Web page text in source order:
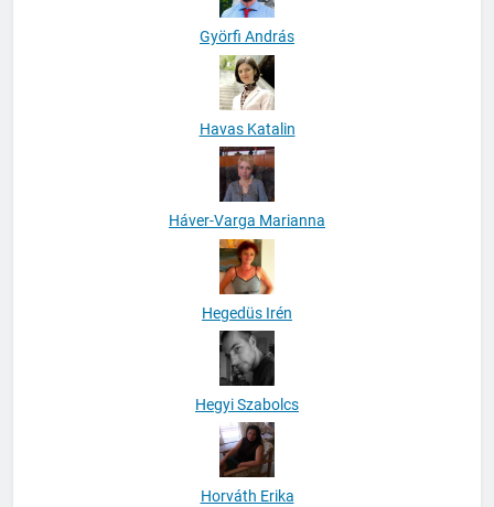
Györfi András
Havas Katalin
Háver-Varga Marianna
Hegedüs Irén
Hegyi Szabolcs
Horváth Erika